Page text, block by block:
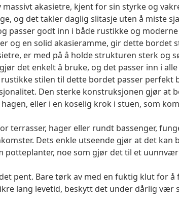
akasietre, kjent for sin styrke og
og det takler daglig slitasje uten å miste
passer godt inn i både rustikke og moderne
og en solid akasieramme, gir dette bordet
er med på å holde strukturen sterk og
det enkelt å bruke, og det passer inn i
rustikke stilen til dette bordet passer perfekt
Den sterke konstruksjonen gjør at
eller i en koselig krok i stuen, som
terrasser, hager eller rundt bassenger,
Dets enkle utseende gjør at det kan
potteplanter, noe som gjør det til et
pent. Bare tørk av med en fuktig klut for å
lang levetid, beskytt det under dårlig vær